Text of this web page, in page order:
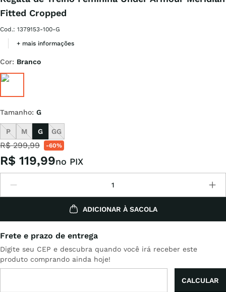
Fitted Cropped
Cod.: 1379153-100-G
+ mais informações
Cor: Branco
Tamanho: G
P M G GG
R$ 299,99 -60%
R$ 119,99no PIX
ADICIONAR À SACOLA